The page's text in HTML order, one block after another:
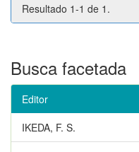
Resultado 1-1 de 1.
Busca facetada
Editor
IKEDA, F. S.